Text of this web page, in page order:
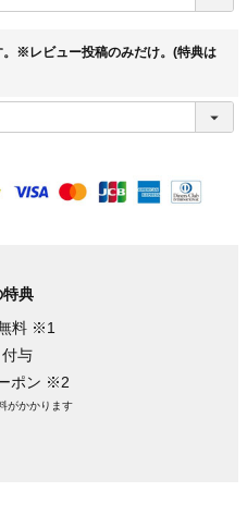
。※レビュー投稿のみだけ。(特典は
特典
料 ※1
与
ポン ※2
がかかります